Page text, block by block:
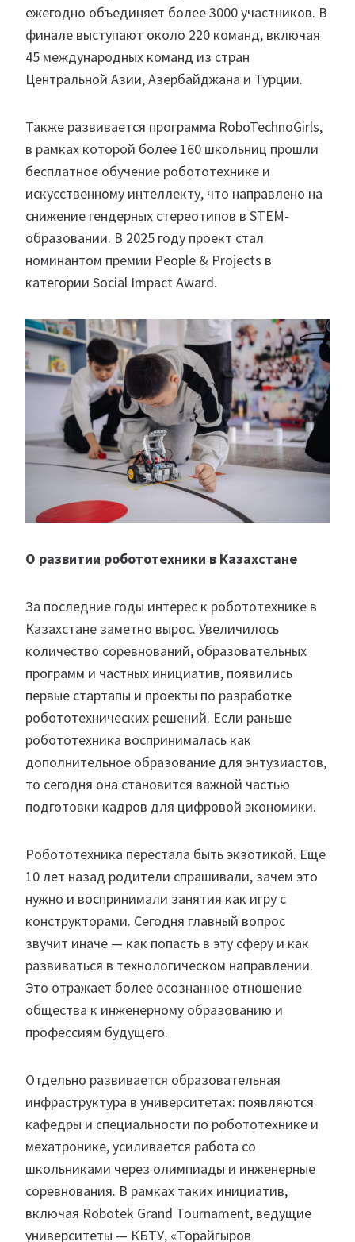
ежегодно объединяет более 3000 участников. В
финале выступают около 220 команд, включая
45 международных команд из стран
Центральной Азии, Азербайджана и Турции.
Также развивается программа RoboTechnoGirls,
в рамках которой более 160 школьниц прошли
бесплатное обучение робототехнике и
искусственному интеллекту, что направлено на
снижение гендерных стереотипов в STEM-
образовании. В 2025 году проект стал
номинантом премии People & Projects в
категории Social Impact Award.
О развитии робототехники в Казахстане
За последние годы интерес к робототехнике в
Казахстане заметно вырос. Увеличилось
количество соревнований, образовательных
программ и частных инициатив, появились
первые стартапы и проекты по разработке
робототехнических решений. Если раньше
робототехника воспринималась как
дополнительное образование для энтузиастов,
то сегодня она становится важной частью
подготовки кадров для цифровой экономики.
Робототехника перестала быть экзотикой. Еще
10 лет назад родители спрашивали, зачем это
нужно и воспринимали занятия как игру с
конструкторами. Сегодня главный вопрос
звучит иначе — как попасть в эту сферу и как
развиваться в технологическом направлении.
Это отражает более осознанное отношение
общества к инженерному образованию и
профессиям будущего.
Отдельно развивается образовательная
инфраструктура в университетах: появляются
кафедры и специальности по робототехнике и
мехатронике, усиливается работа со
школьниками через олимпиады и инженерные
соревнования. В рамках таких инициатив,
включая Robotek Grand Tournament, ведущие
университеты — КБТУ, «Торайгыров